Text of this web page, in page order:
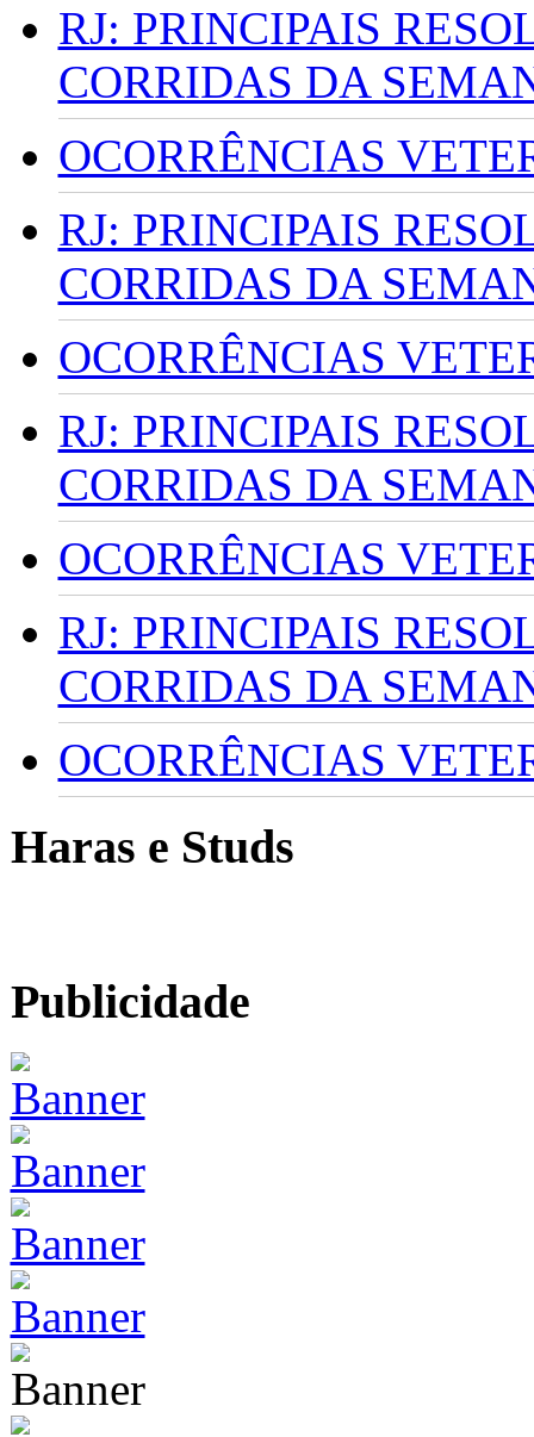
RJ: PRINCIPAIS
CORRIDAS DA
OCORRÊNCIAS
RJ: PRINCIPAIS
CORRIDAS DA
OCORRÊNCIAS
RJ: PRINCIPAIS
CORRIDAS DA
OCORRÊNCIAS
RJ: PRINCIPAIS
CORRIDAS DA
OCORRÊNCIAS
Haras e Studs
Publicidade